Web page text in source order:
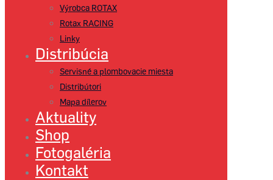
Výrobca ROTAX
Rotax RACING
Linky
Distribúcia
Servisné a plombovacie miesta
Distribútori
Mapa dílerov
Aktuality
Shop
Fotogaléria
Kontakt